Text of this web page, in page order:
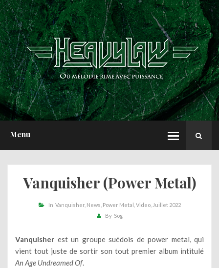
Menu
ACCUEIL
NEWS
CHRONIQUES
INTERVIEWS
REPORTS
A PROPOS
Vanquisher (Power Metal)
In Vanquisher News Power Metal Video Juillet 2022
By Sog
Vanquisher est un groupe suédois de power metal, qui
vient tout juste de sortir son tout premier album intitulé
An Age Undreamed Of.